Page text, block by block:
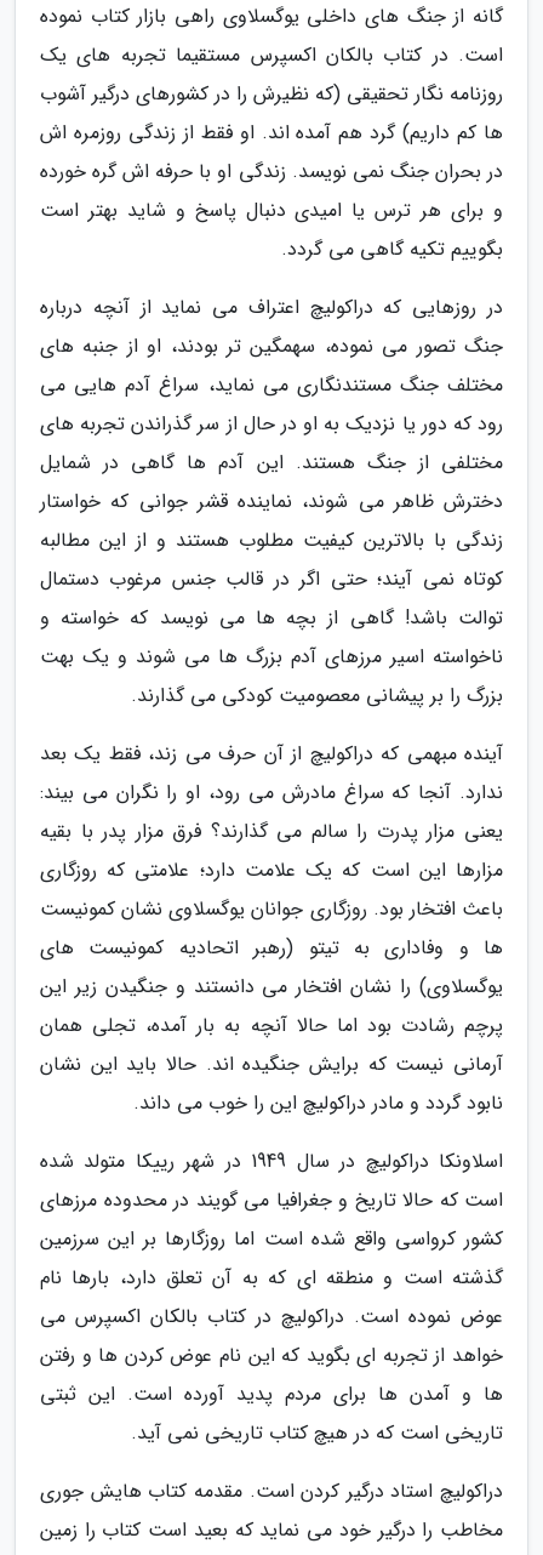
گانه از جنگ های داخلی یوگسلاوی راهی بازار کتاب نموده
است. در کتاب بالکان اکسپرس مستقیما تجربه های یک
روزنامه نگار تحقیقی (که نظیرش را در کشورهای درگیر آشوب
ها کم داریم) گرد هم آمده اند. او فقط از زندگی روزمره اش
در بحران جنگ نمی نویسد. زندگی او با حرفه اش گره خورده
و برای هر ترس یا امیدی دنبال پاسخ و شاید بهتر است
بگوییم تکیه گاهی می گردد.
در روزهایی که دراکولیچ اعتراف می نماید از آنچه درباره
جنگ تصور می نموده، سهمگین تر بودند، او از جنبه های
مختلف جنگ مستندنگاری می نماید، سراغ آدم هایی می
رود که دور یا نزدیک به او در حال از سر گذراندن تجربه های
مختلفی از جنگ هستند. این آدم ها گاهی در شمایل
دخترش ظاهر می شوند، نماینده قشر جوانی که خواستار
زندگی با بالاترین کیفیت مطلوب هستند و از این مطالبه
کوتاه نمی آیند؛ حتی اگر در قالب جنس مرغوب دستمال
توالت باشد! گاهی از بچه ها می نویسد که خواسته و
ناخواسته اسیر مرزهای آدم بزرگ ها می شوند و یک بهت
بزرگ را بر پیشانی معصومیت کودکی می گذارند.
آینده مبهمی که دراکولیچ از آن حرف می زند، فقط یک بعد
ندارد. آنجا که سراغ مادرش می رود، او را نگران می بیند:
یعنی مزار پدرت را سالم می گذارند؟ فرق مزار پدر با بقیه
مزارها این است که یک علامت دارد؛ علامتی که روزگاری
باعث افتخار بود. روزگاری جوانان یوگسلاوی نشان کمونیست
ها و وفاداری به تیتو (رهبر اتحادیه کمونیست های
یوگسلاوی) را نشان افتخار می دانستند و جنگیدن زیر این
پرچم رشادت بود اما حالا آنچه به بار آمده، تجلی همان
آرمانی نیست که برایش جنگیده اند. حالا باید این نشان
نابود گردد و مادر دراکولیچ این را خوب می داند.
اسلاونکا دراکولیچ در سال 1949 در شهر رییکا متولد شده
است که حالا تاریخ و جغرافیا می گویند در محدوده مرزهای
کشور کرواسی واقع شده است اما روزگارها بر این سرزمین
گذشته است و منطقه ای که به آن تعلق دارد، بارها نام
عوض نموده است. دراکولیچ در کتاب بالکان اکسپرس می
خواهد از تجربه ای بگوید که این نام عوض کردن ها و رفتن
ها و آمدن ها برای مردم پدید آورده است. این ثبتی
تاریخی است که در هیچ کتاب تاریخی نمی آید.
دراکولیچ استاد درگیر کردن است. مقدمه کتاب هایش جوری
مخاطب را درگیر خود می نماید که بعید است کتاب را زمین